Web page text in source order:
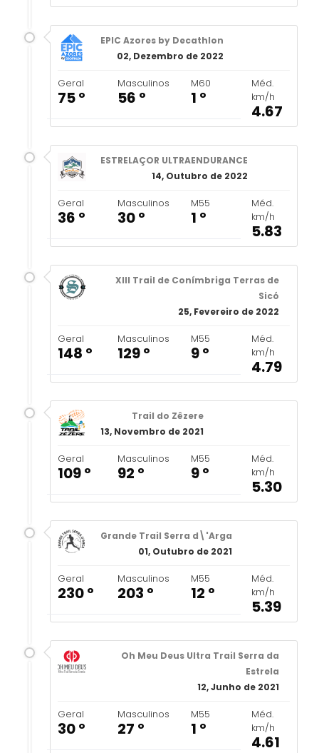
EPIC Azores by Decathlon
02, Dezembro de 2022
Geral
75 º
Masculinos
56 º
M60
1 º
Méd.
km/h
4.67
ESTRELAÇOR ULTRAENDURANCE
14, Outubro de 2022
Geral
36 º
Masculinos
30 º
M55
1 º
Méd.
km/h
5.83
XIII Trail de Conímbriga Terras de
Sicó
25, Fevereiro de 2022
Geral
148 º
Masculinos
129 º
M55
9 º
Méd.
km/h
4.79
Trail do Zêzere
13, Novembro de 2021
Geral
109 º
Masculinos
92 º
M55
9 º
Méd.
km/h
5.30
Grande Trail Serra d\'Arga
01, Outubro de 2021
Geral
230 º
Masculinos
203 º
M55
12 º
Méd.
km/h
5.39
Oh Meu Deus Ultra Trail Serra da
Estrela
12, Junho de 2021
Geral
30 º
Masculinos
27 º
M55
1 º
Méd.
km/h
4.61